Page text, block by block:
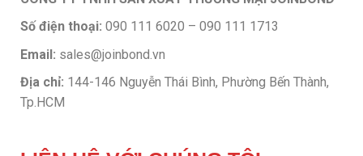
Số điện thoại: 090 111 6020 – 090 111 1713
Email: sales@joinbond.vn
Địa chỉ: 144-146 Nguyễn Thái Bình, Phường Bến Thành,
Tp.HCM